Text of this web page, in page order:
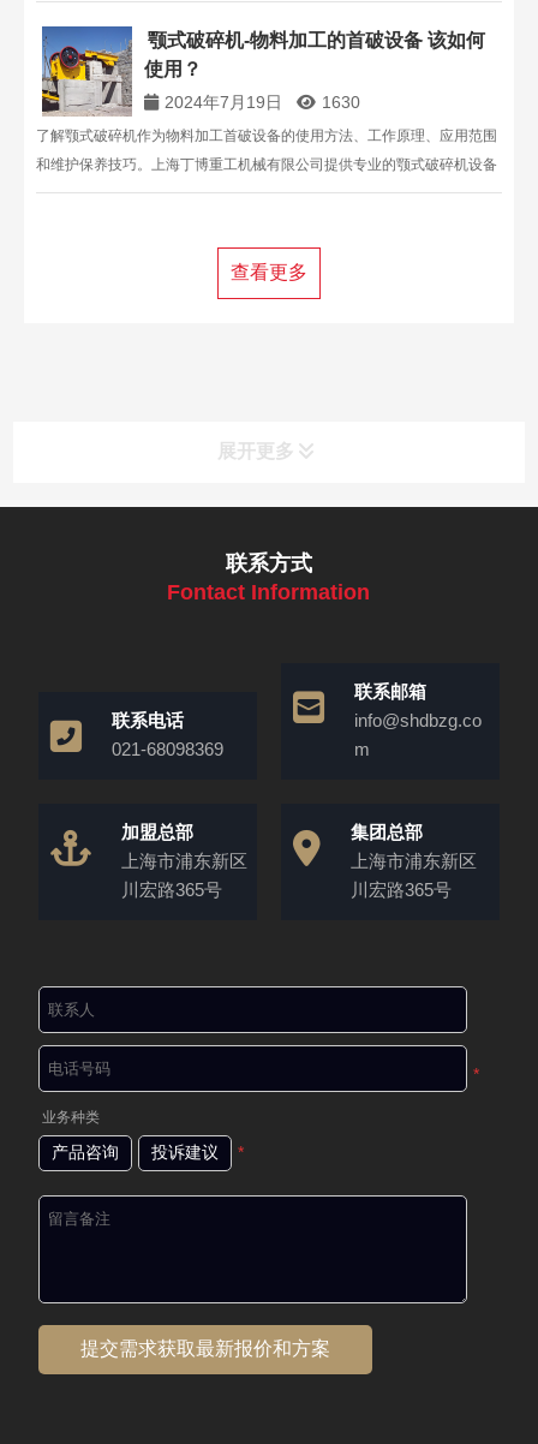
颚式破碎机-物料加工的首破设备 该如何
使用？
2024年7月19日 1630
了解颚式破碎机作为物料加工首破设备的使用方法、工作原理、应用范围
和维护保养技巧。上海丁博重工机械有限公司提供专业的颚式破碎机设备
及技术支持。
查看更多
展开更多
联系方式
Fontact Information
联系电话
021-68098369
联系邮箱
info@shdbzg.co
m
加盟总部
上海市浦东新区
川宏路365号
集团总部
上海市浦东新区
川宏路365号
*
业务种类
产品咨询 投诉建议 *